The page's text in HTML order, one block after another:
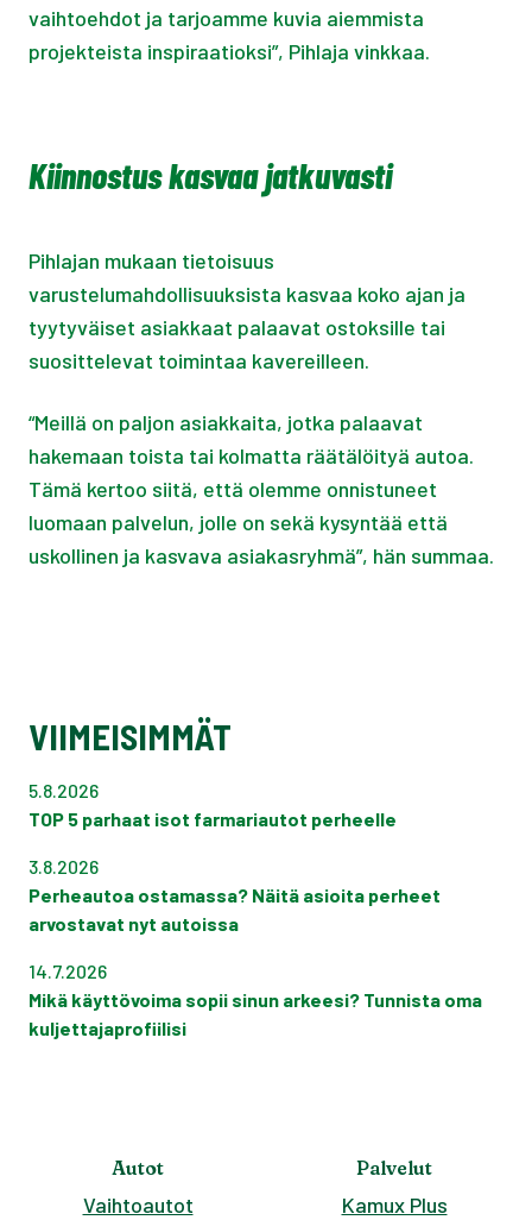
vaihtoehdot ja tarjoamme kuvia aiemmista
projekteista inspiraatioksi”, Pihlaja vinkkaa.
Kiinnostus kasvaa jatkuvasti
Pihlajan mukaan tietoisuus
varustelumahdollisuuksista kasvaa koko ajan ja
tyytyväiset asiakkaat palaavat ostoksille tai
suosittelevat toimintaa kavereilleen.
“Meillä on paljon asiakkaita, jotka palaavat
hakemaan toista tai kolmatta räätälöityä autoa.
Tämä kertoo siitä, että olemme onnistuneet
luomaan palvelun, jolle on sekä kysyntää että
uskollinen ja kasvava asiakasryhmä”, hän summaa.
VIIMEISIMMÄT
5.8.2026
TOP 5 parhaat isot farmariautot perheelle
3.8.2026
Perheautoa ostamassa? Näitä asioita perheet
arvostavat nyt autoissa
14.7.2026
Mikä käyttövoima sopii sinun arkeesi? Tunnista oma
kuljettajaprofiilisi
Autot
Vaihtoautot
Palvelut
Kamux Plus